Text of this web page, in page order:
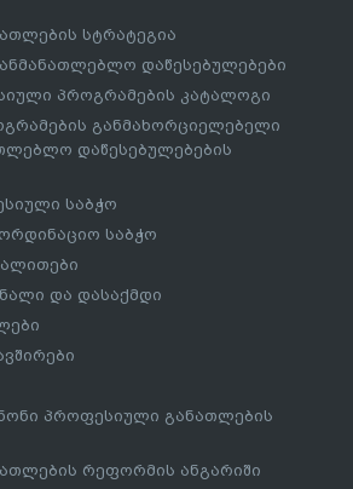
სტრატეგია
დაწესებულებები
პროგრამების კატალოგი
განმახორციელებელი
დაწესებულებების
საბჭო
საბჭო
და დასაქმდი
პროფესიული განათლების
რეფორმის ანგარიში